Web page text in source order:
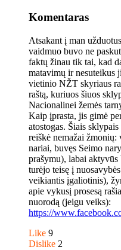
Komentaras
Atsakant į man
vaidmuo buvo ne
faktų žinau tik tai, kad
matavimų ir nesuteikus
vietinio NŽT skyriaus
raštą, kuriuos šiuos
Nacionalinei žemės
Kaip įprasta, jis gimė
atostogas. Šiais
reiškė nemažai
nariai, buvęs Seimo
prašymu), labai
turėjo teisę į
veikiantis įgaliotinis),
apie vykusį prosesą
nuorodą (jeigu veiks):
https://
Like 9
Dislike 2